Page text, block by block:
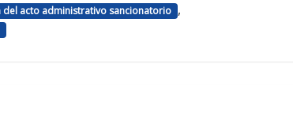
acto administrativo sancionatorio ,